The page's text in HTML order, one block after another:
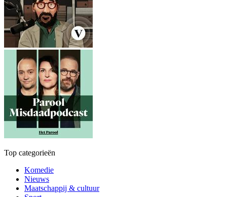
Top categorieën
Komedie
Nieuws
Maatschappij & cultuur